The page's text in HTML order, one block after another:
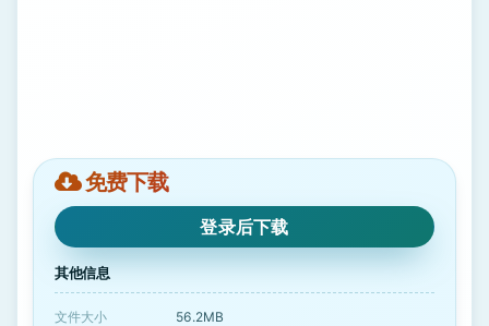
免费下载
登录后下载
其他信息
文件大小 56.2MB